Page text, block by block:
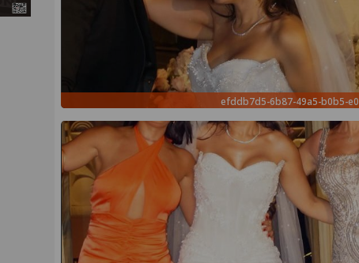
efddb7d5-6b87-49a5-b0b5-